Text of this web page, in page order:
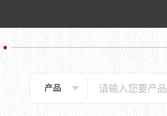
产品